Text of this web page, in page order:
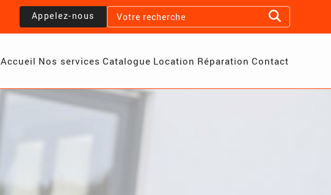
Appelez-nous
Accueil Nos services Catalogue Location Réparation Contact